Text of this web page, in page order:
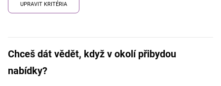
UPRAVIT KRITÉRIA
Chceš dát vědět, když v okolí přibydou
nabídky?